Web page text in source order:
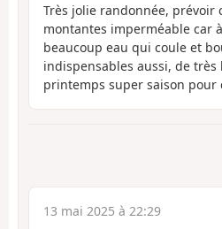
Très jolie randonnée, prévoir
montantes imperméable car
beaucoup eau qui coule et
indispensables aussi, de très
printemps super saison pour
13 mai 2025 à 22:29